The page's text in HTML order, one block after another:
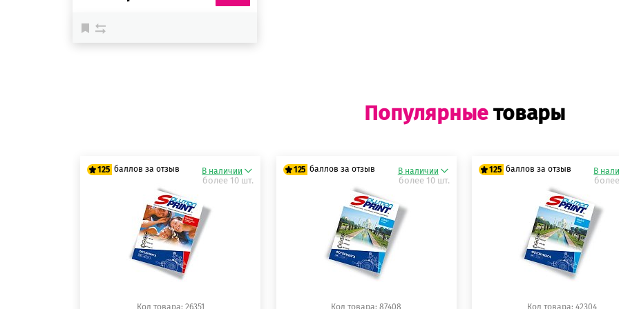
Популярныетовары
125 баллов за отзыв
125 баллов
125 баллов
В наличии
более 10 шт.
125 баллов за отзыв
125 баллов
125 баллов
В наличии
более 10 шт.
125 баллов за отзыв
125 баллов
125 баллов
В